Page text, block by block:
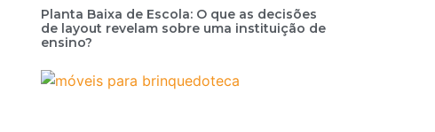
Planta Baixa de Escola: O que as decisões
de layout revelam sobre uma instituição de
ensino?